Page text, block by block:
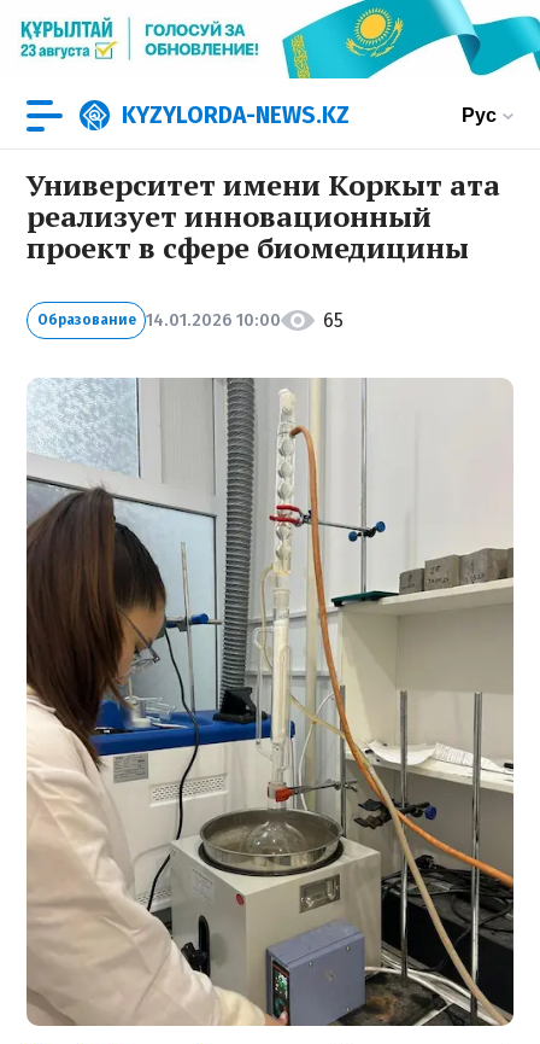
KYZYLORDA-NEWS.KZ Рус
Университет имени Коркыт ата
реализует инновационный
проект в сфере биомедицины
Образование 14.01.2026 10:00 65